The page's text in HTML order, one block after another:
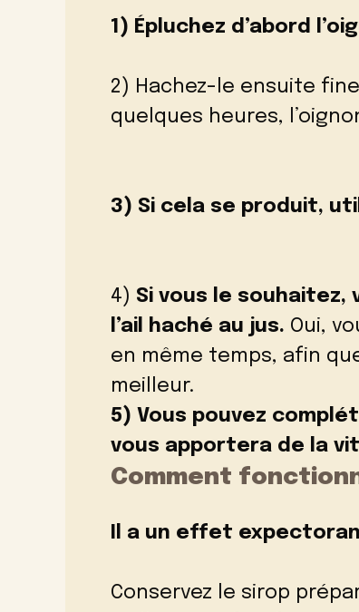
1) Épluchez d’abord
2) Hachez-le ensuite
quelques heures,
3) Si cela se produit,
4) Si vous le souhaitez,
l’ail haché au jus. Oui,
en même temps, afin
meilleur.
5) Vous pouvez
vous apportera de la
Comment
Il a un effet
Conservez le sirop